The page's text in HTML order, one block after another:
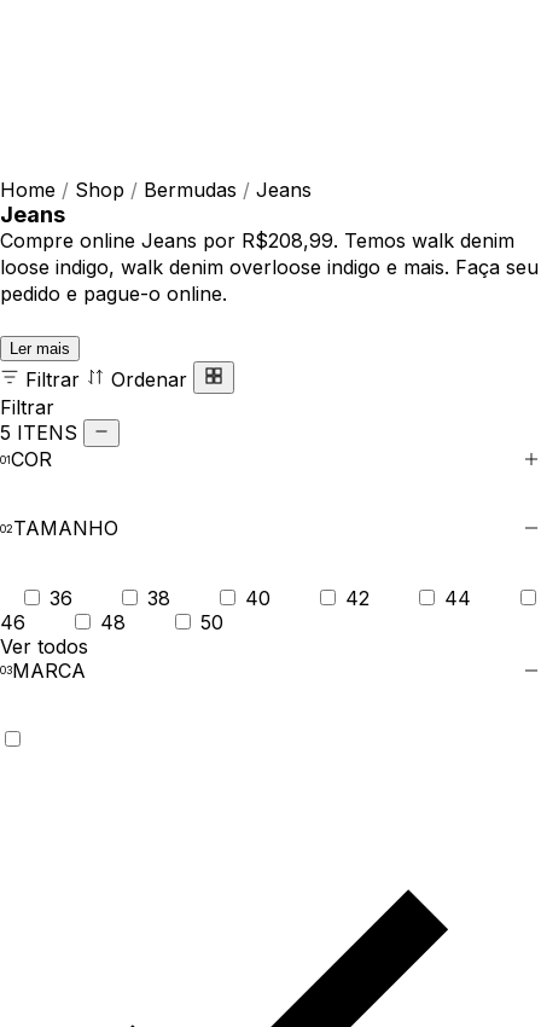
Home / Shop / Bermudas / Jeans
Jeans
Compre online Jeans por R$208,99. Temos walk denim
loose indigo, walk denim overloose indigo e mais. Faça seu
pedido e pague-o online.
Ler mais
Filtrar
Ordenar
Filtrar
5 ITENS
COR
TAMANHO
36 38 40 42
44
46
48
50
Ver todos
MARCA